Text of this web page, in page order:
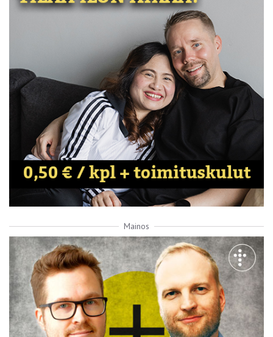
Mainos